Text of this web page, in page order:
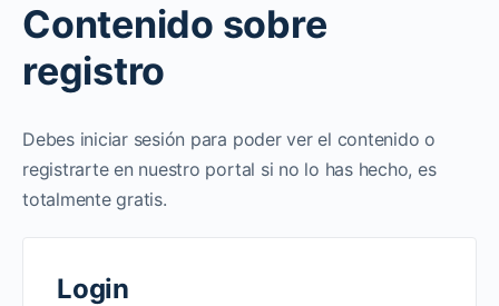
Contenido sobre
registro
Debes iniciar sesión para poder ver el contenido o
registrarte en nuestro portal si no lo has hecho, es
totalmente gratis.
Login